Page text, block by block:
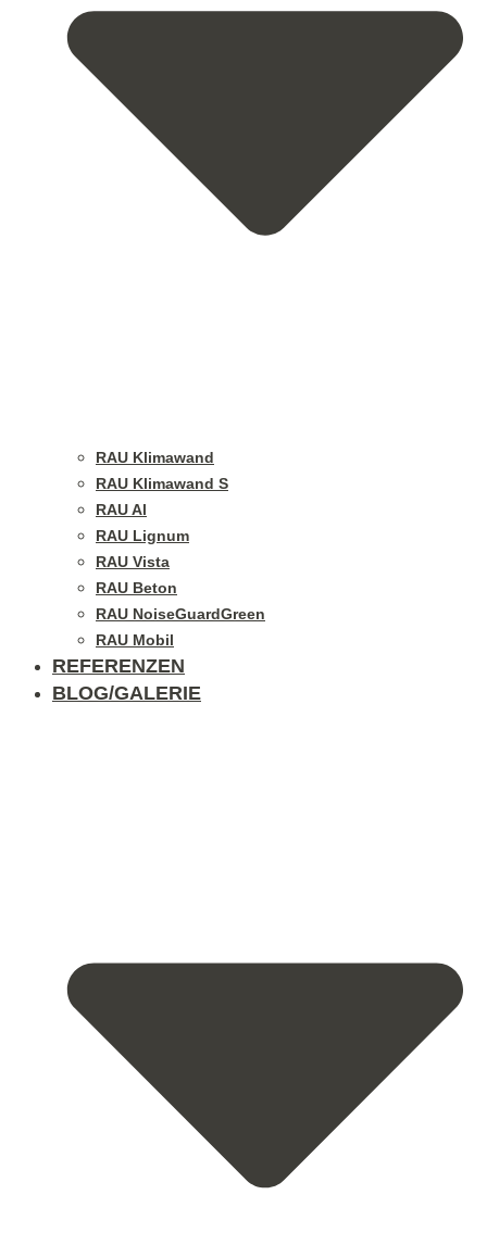
RAU Klimawand
RAU Klimawand S
RAU Al
RAU Lignum
RAU Vista
RAU Beton
RAU NoiseGuardGreen
RAU Mobil
REFERENZEN
BLOG/GALERIE